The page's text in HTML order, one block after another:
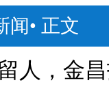
闻• 正文
人，金